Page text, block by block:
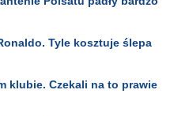
Tyle kosztuje ślepa
klubie. Czekali na to prawie